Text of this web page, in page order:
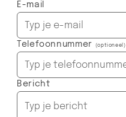
E-mail
Telefoonnummer (optioneel)
Bericht